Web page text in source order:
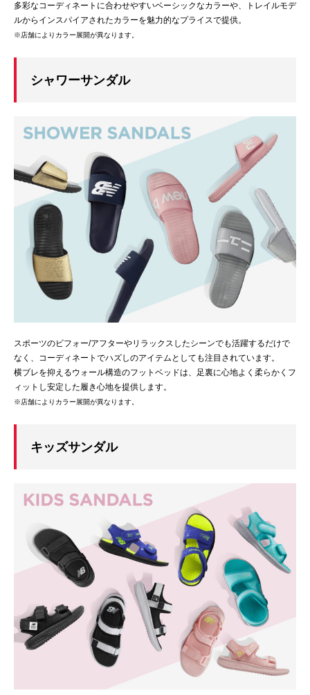
多彩なコーディネートに合わせやすいベーシックなカラーや、トレイルモデ
ルからインスパイアされたカラーを魅力的なプライスで提供。
※店舗によりカラー展開が異なります。
シャワーサンダル
スポーツのビフォー/アフターやリラックスしたシーンでも活躍するだけで
なく、コーディネートでハズしのアイテムとしても注目されています。
横ブレを抑えるウォール構造のフットベッドは、足裏に心地よく柔らかくフ
ィットし安定した履き心地を提供します。
※店舗によりカラー展開が異なります。
キッズサンダル